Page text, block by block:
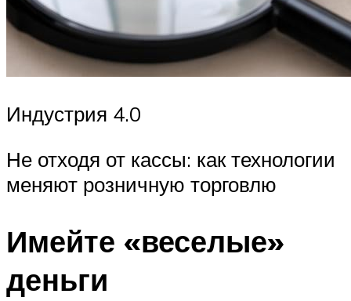
Индустрия 4.0
Не отходя от кассы: как технологии
меняют розничную торговлю
Имейте «веселые»
деньги